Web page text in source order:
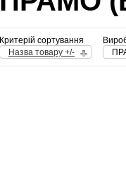
Критерій сортування
Назва товару +/-